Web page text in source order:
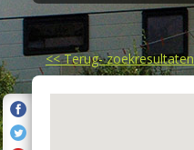
<<Terug- zoekresultaten